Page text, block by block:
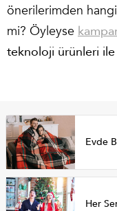
önerilerimden
mi? Öyleyse
teknoloji ürünleri ile
Evde
Her